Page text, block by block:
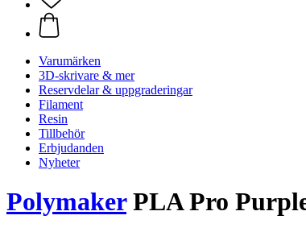
Varumärken
3D-skrivare & mer
Reservdelar & uppgraderingar
Filament
Resin
Tillbehör
Erbjudanden
Nyheter
PolymakerPLA Pro